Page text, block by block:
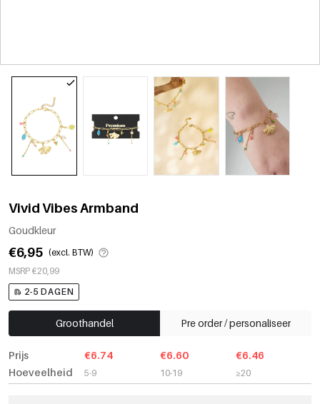
Vivid Vibes Armband
Goudkleur
€6,95 (excl. BTW)
MSRP €20,99
2-5 DAGEN
Groothandel Pre order / personaliseer
Prijs
Hoeveelheid
€6.74
5-9
€6.60
10-19
€6.46
≥20